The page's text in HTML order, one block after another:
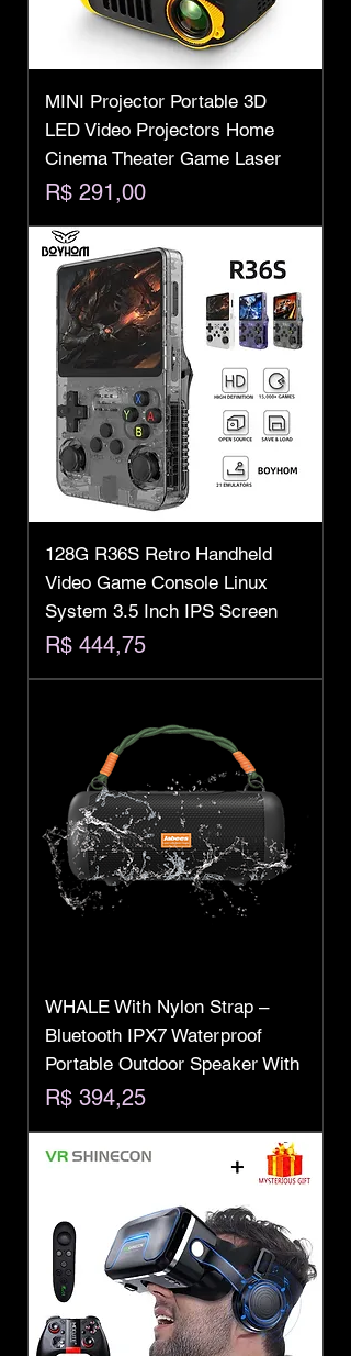
MINI Projector Portable 3D
LED Video Projectors Home
Cinema Theater Game Laser
Preço
R$ 291,00
128G R36S Retro Handheld
Video Game Console Linux
System 3.5 Inch IPS Screen
Preço
R$ 444,75
WHALE With Nylon Strap –
Bluetooth IPX7 Waterproof
Portable Outdoor Speaker With
Preço
R$ 394,25